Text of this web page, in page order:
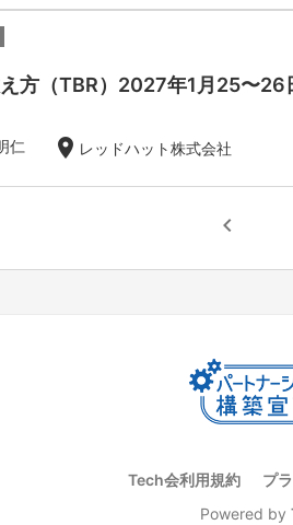
方（TBR）2027年1月25〜26
仁 location_on レッドハット株式会社
chevron_left
Tech会利用規約
プ
Powered by